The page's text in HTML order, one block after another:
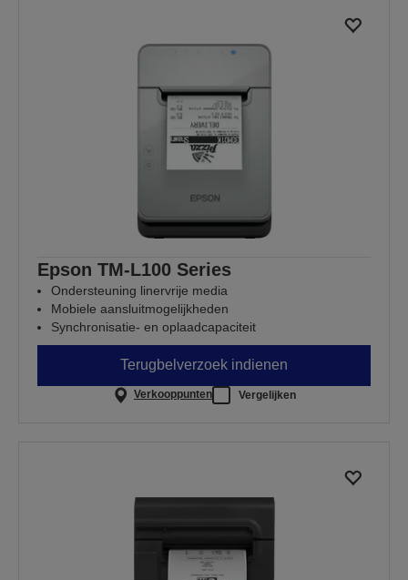
Epson TM-L100 Series
Ondersteuning linervrije media
Mobiele aansluitmogelijkheden
Synchronisatie- en oplaadcapaciteit
Terugbelverzoek indienen
Verkooppunten Vergelijken